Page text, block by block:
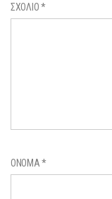
ΣΧΌΛΙΟ*
ΌΝΟΜΑ*